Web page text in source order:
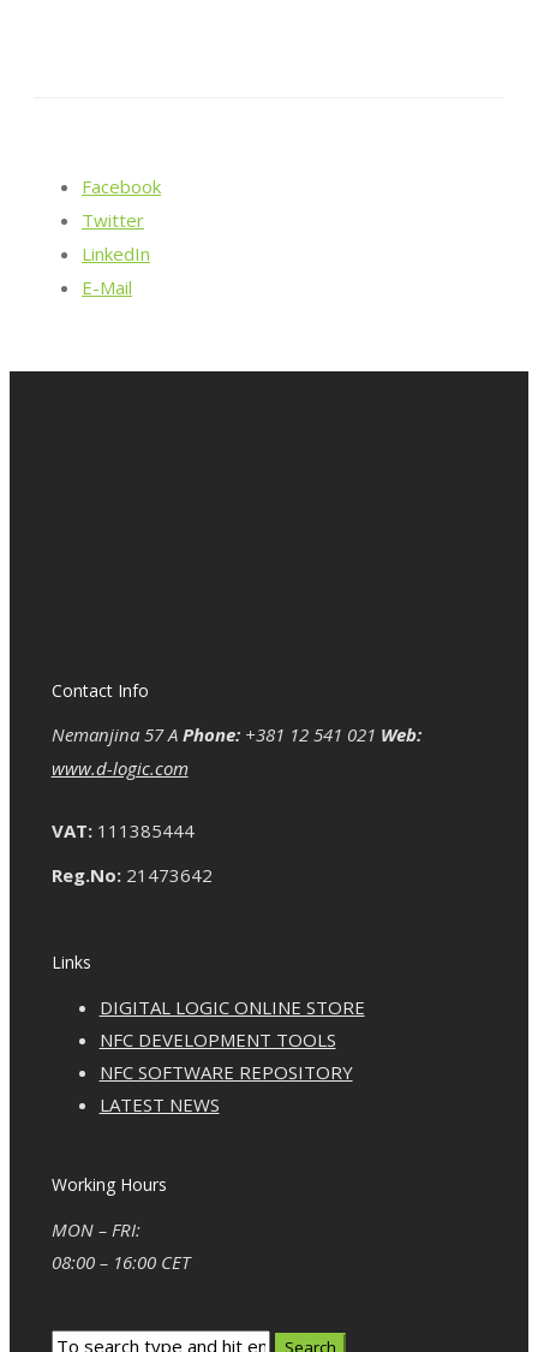
Facebook
Twitter
LinkedIn
E-Mail
Contact Info
Nemanjina 57 A Phone:+381 12 541 021 Web:
www.d-logic.com
VAT:111385444
Reg.No:21473642
Links
DIGITAL LOGIC ONLINE STORE
NFC DEVELOPMENT TOOLS
NFC SOFTWARE REPOSITORY
LATEST NEWS
Working Hours
MON – FRI:
08:00 – 16:00 CET